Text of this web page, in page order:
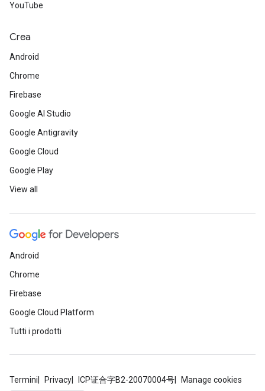
YouTube
Crea
Android
Chrome
Firebase
Google AI Studio
Google Antigravity
Google Cloud
Google Play
View all
Android
Chrome
Firebase
Google Cloud Platform
Tutti i prodotti
Termini Privacy ICP证合字B2-20070004号 Manage cookies